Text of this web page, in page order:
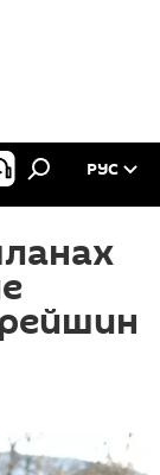
РУС